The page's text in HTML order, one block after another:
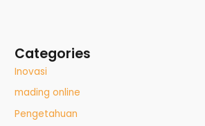
Categories
Inovasi
mading online
Pengetahuan